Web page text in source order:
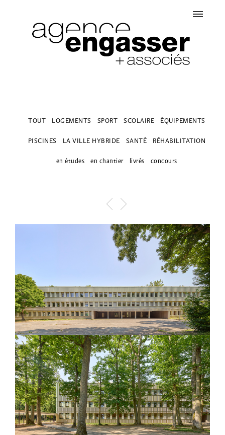
TOUT LOGEMENTS SPORT SCOLAIRE ÉQUIPEMENTS
PISCINES LA VILLE HYBRIDE SANTÉ RÉHABILITATION
en études en chantier livrés concours